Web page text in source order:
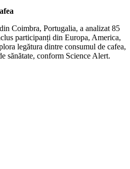
Coimbra, Portugalia, a analizat 85
participanți din Europa, America,
legătura dintre consumul de cafea,
sănătate, conform Science Alert.